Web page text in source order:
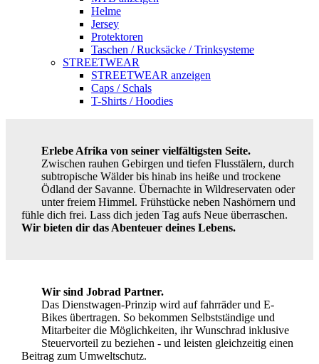
Helme
Jersey
Protektoren
Taschen / Rucksäcke / Trinksysteme
STREETWEAR
STREETWEAR anzeigen
Caps / Schals
T-Shirts / Hoodies
Erlebe Afrika von seiner vielfältigsten Seite.
Zwischen rauhen Gebirgen und tiefen Flusstälern, durch
subtropische Wälder bis hinab ins heiße und trockene
Ödland der Savanne. Übernachte in Wildreservaten oder
unter freiem Himmel. Frühstücke neben Nashörnern und
fühle dich frei. Lass dich jeden Tag aufs Neue überraschen.
Wir bieten dir das Abenteuer deines Lebens.
Wir sind Jobrad Partner.
Das Dienstwagen-Prinzip wird auf fahrräder und E-
Bikes übertragen. So bekommen Selbstständige und
Mitarbeiter die Möglichkeiten, ihr Wunschrad inklusive
Steuervorteil zu beziehen - und leisten gleichzeitig einen
Beitrag zum Umweltschutz.